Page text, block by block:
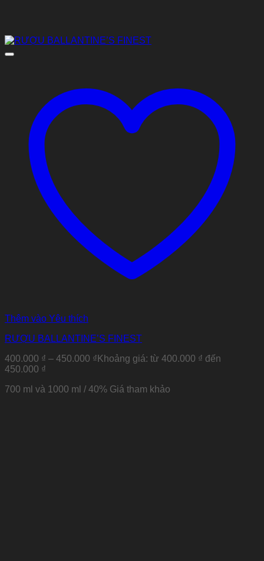
Thêm vào Yêu thích
RƯỢU BALLANTINE’S FINEST
400.000 ₫ – 450.000 ₫ Khoảng giá: từ 400.000 ₫ đến
450.000 ₫
700 ml và 1000 ml / 40% Giá tham khảo